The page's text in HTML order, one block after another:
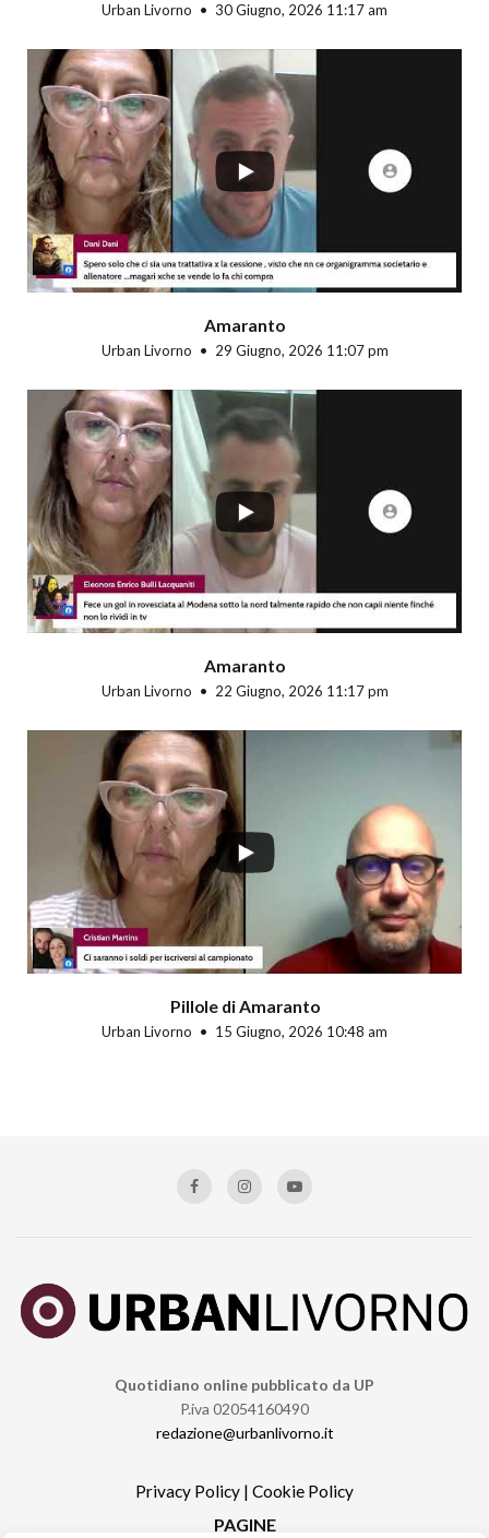
Urban Livorno 30 Giugno, 2026 11:17 am
Amaranto
Urban Livorno 29 Giugno, 2026 11:07 pm
Amaranto
Urban Livorno 22 Giugno, 2026 11:17 pm
Pillole di Amaranto
Urban Livorno 15 Giugno, 2026 10:48 am
Quotidiano online pubblicato da UP
P.iva 02054160490
redazione@urbanlivorno.it
Privacy Policy | Cookie Policy
PAGINE